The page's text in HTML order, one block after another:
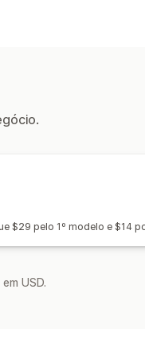
$29 pelo 1º modelo e $14
USD.